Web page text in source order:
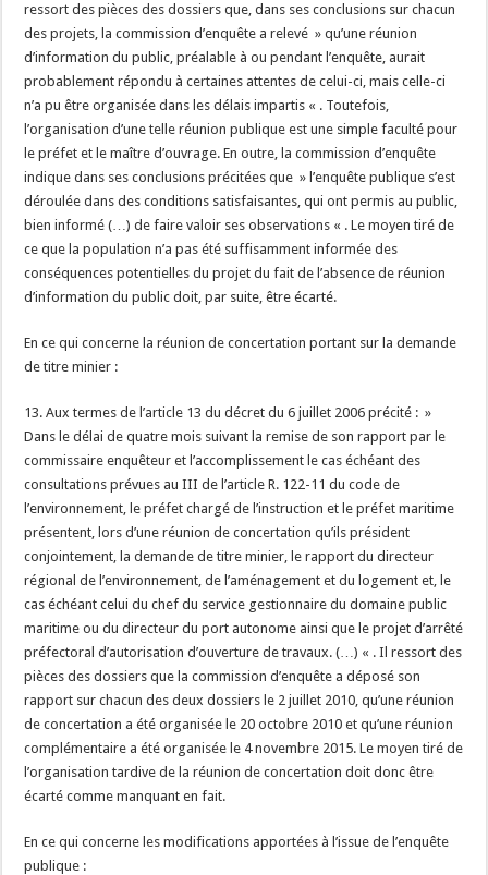
ressort des pièces des dossiers que, dans ses conclusions sur chacun
des projets, la commission d’enquête a relevé » qu’une réunion
d’information du public, préalable à ou pendant l’enquête, aurait
probablement répondu à certaines attentes de celui-ci, mais celle-ci
n’a pu être organisée dans les délais impartis « . Toutefois,
l’organisation d’une telle réunion publique est une simple faculté pour
le préfet et le maître d’ouvrage. En outre, la commission d’enquête
indique dans ses conclusions précitées que » l’enquête publique s’est
déroulée dans des conditions satisfaisantes, qui ont permis au public,
bien informé (…) de faire valoir ses observations « . Le moyen tiré de
ce que la population n’a pas été suffisamment informée des
conséquences potentielles du projet du fait de l’absence de réunion
d’information du public doit, par suite, être écarté.
En ce qui concerne la réunion de concertation portant sur la demande
de titre minier :
13. Aux termes de l’article 13 du décret du 6 juillet 2006 précité : »
Dans le délai de quatre mois suivant la remise de son rapport par le
commissaire enquêteur et l’accomplissement le cas échéant des
consultations prévues au III de l’article R. 122-11 du code de
l’environnement, le préfet chargé de l’instruction et le préfet maritime
présentent, lors d’une réunion de concertation qu’ils président
conjointement, la demande de titre minier, le rapport du directeur
régional de l’environnement, de l’aménagement et du logement et, le
cas échéant celui du chef du service gestionnaire du domaine public
maritime ou du directeur du port autonome ainsi que le projet d’arrêté
préfectoral d’autorisation d’ouverture de travaux. (…) « . Il ressort des
pièces des dossiers que la commission d’enquête a déposé son
rapport sur chacun des deux dossiers le 2 juillet 2010, qu’une réunion
de concertation a été organisée le 20 octobre 2010 et qu’une réunion
complémentaire a été organisée le 4 novembre 2015. Le moyen tiré de
l’organisation tardive de la réunion de concertation doit donc être
écarté comme manquant en fait.
En ce qui concerne les modifications apportées à l’issue de l’enquête
publique :